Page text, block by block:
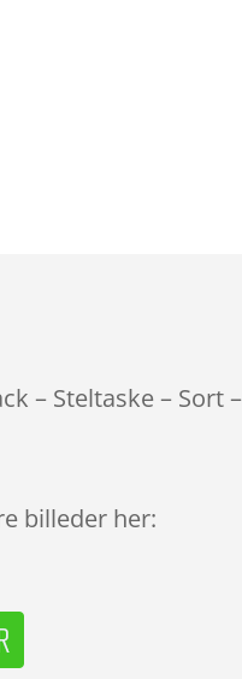
– Steltaske –
billeder her: